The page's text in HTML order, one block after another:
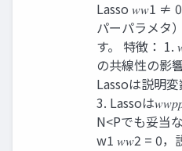
Lasso 𝑤𝑤1 ≠
パーパラメタ
す。 特徴： 1.
の共線性の影
Lassoは説明変
3. Lassoは
N<Pでも妥当
w1 𝑤𝑤2 = 0，